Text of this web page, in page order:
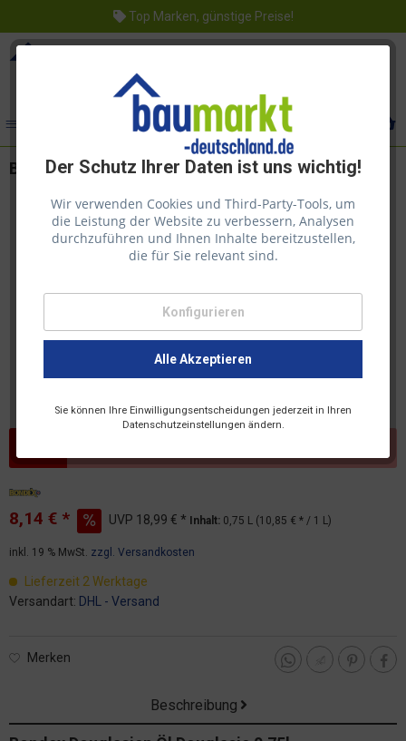
Top Marken, günstige Preise!
Der Schutz Ihrer Daten ist uns wichtig!
Wir verwenden Cookies und Third-Party-Tools, um
die Leistung der Website zu verbessern, Analysen
durchzuführen und Ihnen Inhalte bereitzustellen,
die für Sie relevant sind.
Konfigurieren
Alle Akzeptieren
Sie können Ihre Einwilligungsentscheidungen jederzeit in Ihren
Datenschutzeinstellungen ändern.
Bondex Douglasien Öl Douglasie 0,75l
8,14 € * UVP 18,99 € * Inhalt: 0,75 L (10,85 € * / 1 L)
inkl. 19 % MwSt. zzgl. Versandkosten
Lieferzeit 2 Werktage
Versandart: DHL - Versand
Merken
Beschreibung